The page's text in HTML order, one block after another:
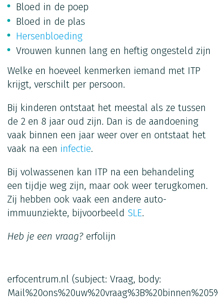
Bloed in de poep
Bloed in de plas
Hersenbloeding
Vrouwen kunnen lang en heftig ongesteld zijn
Welke en hoeveel kenmerken iemand met ITP
krijgt, verschilt per persoon.
Bij kinderen ontstaat het meestal als ze tussen
de 2 en 8 jaar oud zijn. Dan is de aandoening
vaak binnen een jaar weer over en ontstaat het
vaak na een infectie.
Bij volwassenen kan ITP na een behandeling
een tijdje weg zijn, maar ook weer terugkomen.
Zij hebben ook vaak een andere auto-
immuunziekte, bijvoorbeeld SLE.
Heb je een vraag? erfolijn
erfocentrum.nl (subject: Vraag, body: